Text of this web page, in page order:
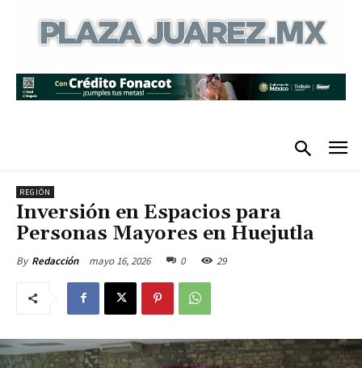
REGIÓN
Inversión en Espacios para
Personas Mayores en Huejutla
By Redacción mayo 16, 2026 0 29